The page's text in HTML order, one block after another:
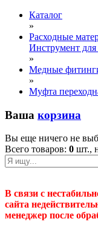
Каталог
»
Расходные
Инструмент
»
Медные
»
Муфта
Ваша корзина
Вы еще ничего не
Всего товаров: 0 шт.,
В связи с
сайта
менеджер после